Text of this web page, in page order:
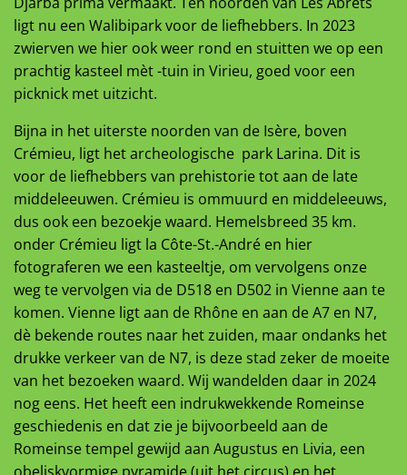
ligt nu een Walibipark voor de liefhebbers. In 2023
zwierven we hier ook weer rond en stuitten we op een
prachtig kasteel mèt -tuin in Virieu, goed voor een
picknick met uitzicht.
Bijna in het uiterste noorden van de Isère, boven
Crémieu, ligt het archeologische park Larina. Dit is
voor de liefhebbers van prehistorie tot aan de late
middeleeuwen. Crémieu is ommuurd en middeleeuws,
dus ook een bezoekje waard. Hemelsbreed 35 km.
onder Crémieu ligt la Côte-St.-André en hier
fotograferen we een kasteeltje, om vervolgens onze
weg te vervolgen via de D518 en D502 in Vienne aan te
komen. Vienne ligt aan de Rhône en aan de A7 en N7,
dè bekende routes naar het zuiden, maar ondanks het
drukke verkeer van de N7, is deze stad zeker de moeite
van het bezoeken waard. Wij wandelden daar in 2024
nog eens. Het heeft een indrukwekkende Romeinse
geschiedenis en dat zie je bijvoorbeeld aan de
Romeinse tempel gewijd aan Augustus en Livia, een